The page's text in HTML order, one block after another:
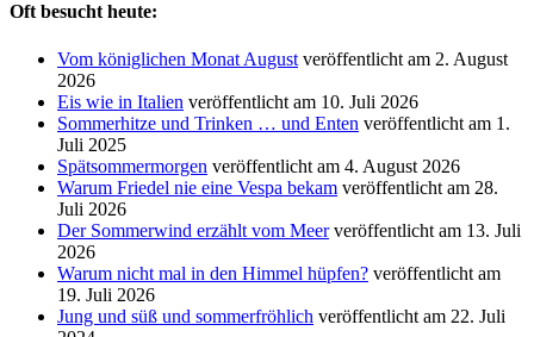
Oft besucht heute:
Vom königlichen Monat August veröffentlicht am 2. August
2026
Eis wie in Italien veröffentlicht am 10. Juli 2026
Sommerhitze und Trinken … und Enten veröffentlicht am 1.
Juli 2025
Spätsommermorgen veröffentlicht am 4. August 2026
Warum Friedel nie eine Vespa bekam veröffentlicht am 28.
Juli 2026
Der Sommerwind erzählt vom Meer veröffentlicht am 13. Juli
2026
Warum nicht mal in den Himmel hüpfen? veröffentlicht am
19. Juli 2026
Jung und süß und sommerfröhlich veröffentlicht am 22. Juli